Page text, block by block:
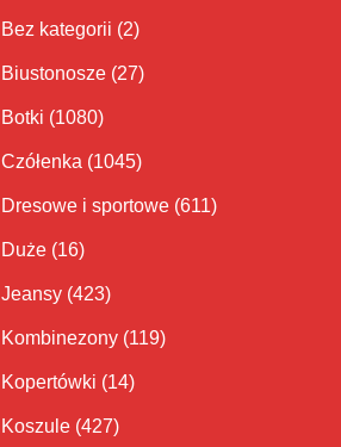
Bez kategorii (2)
Biustonosze (27)
Botki (1080)
Czółenka (1045)
Dresowe i sportowe (611)
Duże (16)
Jeansy (423)
Kombinezony (119)
Kopertówki (14)
Koszule (427)